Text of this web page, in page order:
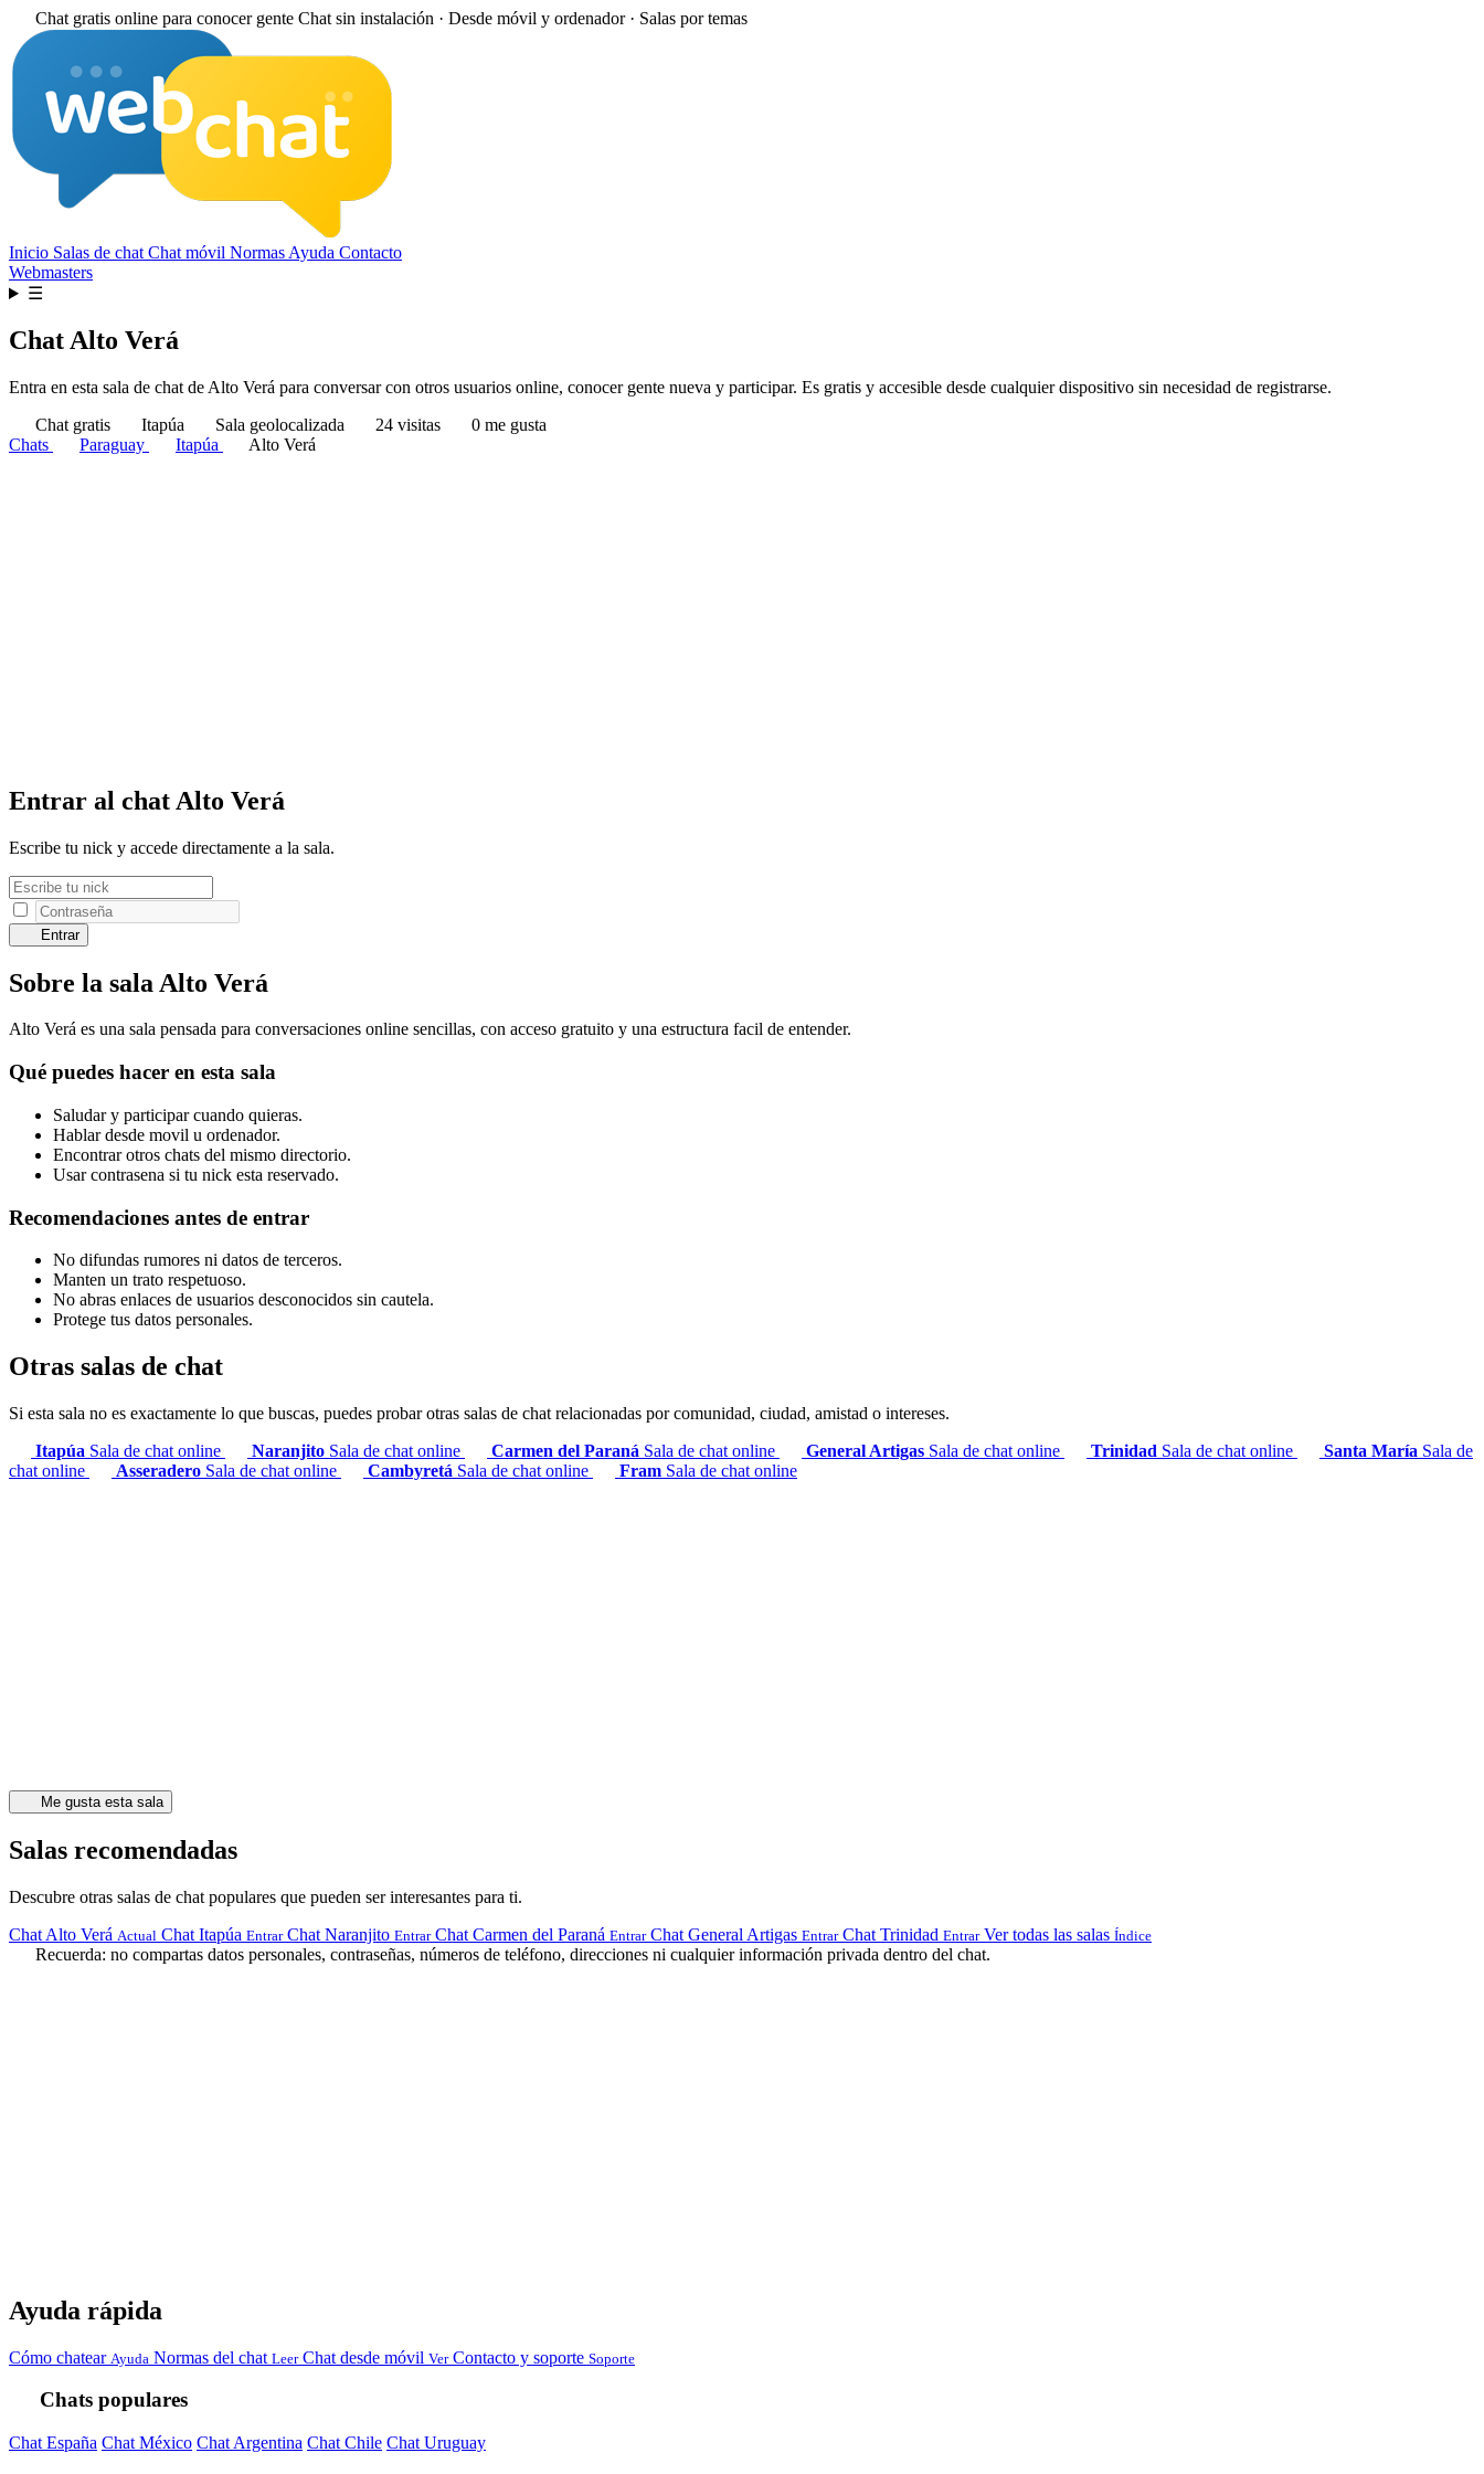
Chat gratis online para conocer gente Chat sin instalación · Desde móvil y ordenador · Salas por temas
Inicio Salas de chat Chat móvil Normas Ayuda Contacto
Webmasters
☰
Chat Alto Verá
Entra en esta sala de chat de Alto Verá para conversar con otros usuarios online, conocer gente nueva y participar. Es gratis y accesible desde cualquier dispositivo sin necesidad de registrarse.
Chat gratis
Itapúa Sala geolocalizada 24 visitas
0 me gusta
Chats
Paraguay Itapúa Alto Verá
Entrar al chat Alto Verá
Escribe tu nick y accede directamente a la sala.
Entrar
Sobre la sala Alto Verá
Alto Verá es una sala pensada para conversaciones online sencillas, con acceso gratuito y una estructura facil de entender.
Qué puedes hacer en esta sala
Saludar y participar cuando quieras.
Hablar desde movil u ordenador.
Encontrar otros chats del mismo directorio.
Usar contrasena si tu nick esta reservado.
Recomendaciones antes de entrar
No difundas rumores ni datos de terceros.
Manten un trato respetuoso.
No abras enlaces de usuarios desconocidos sin cautela.
Protege tus datos personales.
Otras salas de chat
Si esta sala no es exactamente lo que buscas, puedes probar otras salas de chat relacionadas por comunidad, ciudad, amistad o intereses.
Itapúa Sala de chat online Naranjito Sala de chat online Carmen del Paraná Sala de chat online General Artigas Sala de chat online Trinidad Sala de chat online Santa María Sala de
chat online
Asseradero Sala de chat online Cambyretá Sala de chat online Fram Sala de chat online
Me gusta esta sala
Salas recomendadas
Descubre otras salas de chat populares que pueden ser interesantes para ti.
Chat Alto Verá Actual Chat Itapúa Entrar Chat Naranjito Entrar Chat Carmen del Paraná Entrar Chat General Artigas Entrar Chat Trinidad Entrar Ver todas las salas Índice
Recuerda: no compartas datos personales, contraseñas, números de teléfono, direcciones ni cualquier información privada dentro del chat.
Ayuda rápida
Cómo chatear Ayuda Normas del chat Leer Chat desde móvil Ver Contacto y soporte Soporte
Chats populares
Chat España Chat México Chat Argentina Chat Chile Chat Uruguay